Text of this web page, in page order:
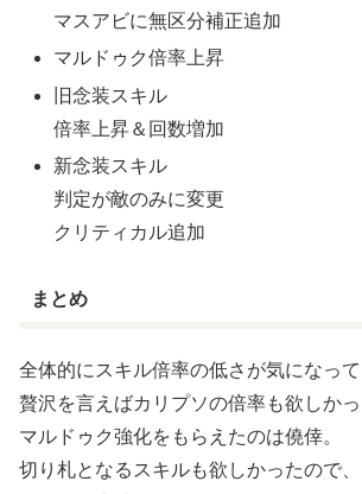
マスアビに無区分補正追加
マルドゥク倍率上昇
旧念装スキル
倍率上昇＆回数増加
新念装スキル
判定が敵のみに変更
クリティカル追加
まとめ
全体的にスキル倍率の低さが気になって
贅沢を言えばカリプソの倍率も欲しかっ
マルドゥク強化をもらえたのは僥倖。
切り札となるスキルも欲しかったので